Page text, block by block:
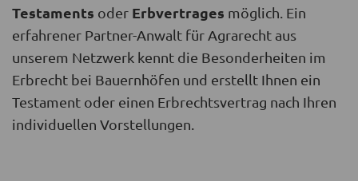
Testaments oder Erbvertrages möglich. Ein
erfahrener Partner-Anwalt für Agrarecht aus
unserem Netzwerk kennt die Besonderheiten im
Erbrecht bei Bauernhöfen und erstellt Ihnen ein
Testament oder einen Erbrechtsvertrag nach Ihren
individuellen Vorstellungen.